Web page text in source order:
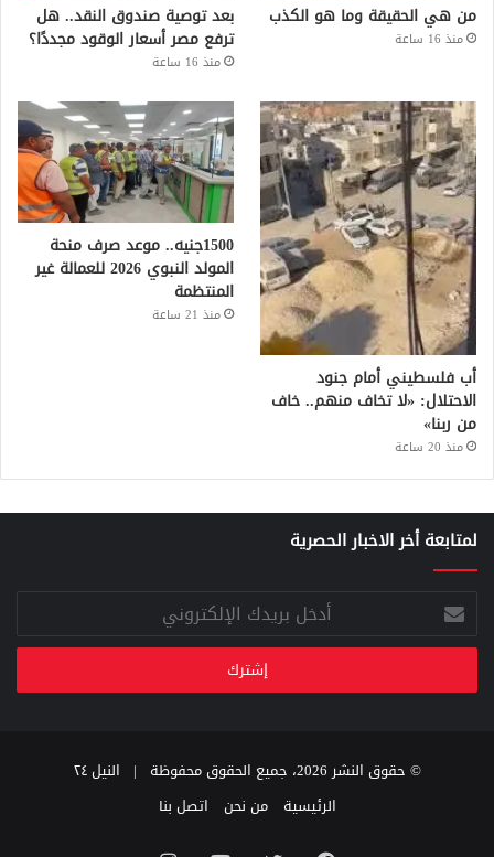
من هي الحقيقة وما هو الكذب
منذ 16 ساعة
بعد توصية صندوق النقد.. هل
ترفع مصر أسعار الوقود مجددًا؟
منذ 16 ساعة
أب فلسطيني أمام جنود
الاحتلال: «لا تخاف منهم.. خاف
من ربنا»
منذ 20 ساعة
1500جنيه.. موعد صرف منحة
المولد النبوي 2026 للعمالة غير
المنتظمة
منذ 21 ساعة
لمتابعة أخر الاخبار الحصرية
أدخل
بريدك
الإلكتروني
© حقوق النشر 2026، جميع الحقوق محفوظة |
النيل ٢٤
الرئيسية
من نحن اتصل بنا